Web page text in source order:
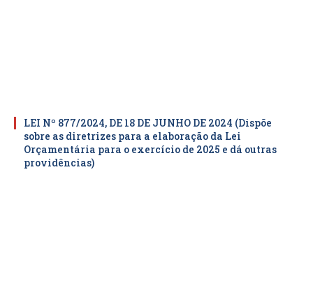
LEI Nº 877/2024, DE 18 DE JUNHO DE 2024 (Dispõe
sobre as diretrizes para a elaboração da Lei
Orçamentária para o exercício de 2025 e dá outras
providências)